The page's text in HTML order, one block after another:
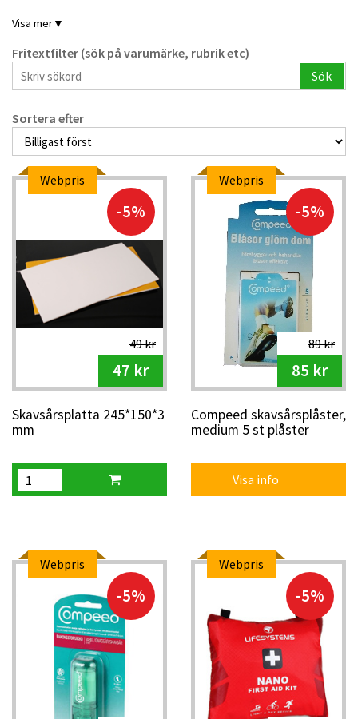
Visa mer▼
Fritextfilter (sök på varumärke, rubrik etc)
Sök
Sortera efter
Webpris
-5%
49 kr
47 kr
Skavsårsplatta 245*150*3
mm
Webpris
-5%
89 kr
85 kr
Compeed skavsårsplåster,
medium 5 st plåster
Visa info
Webpris
-5%
Webpris
-5%